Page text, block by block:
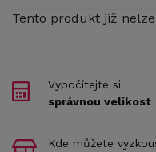
Tento produkt již
Vypočítejte si
správnou velikost
Kde můžete